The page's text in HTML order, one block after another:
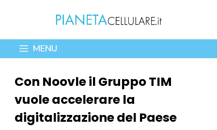
contenuto
MENU
Con Noovle il Gruppo TIM
vuole accelerare la
digitalizzazione del Paese